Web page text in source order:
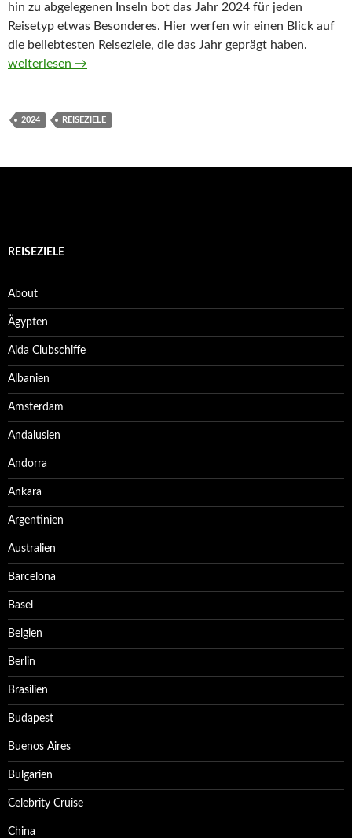
hin zu abgelegenen Inseln bot das Jahr 2024 für jeden
Reisetyp etwas Besonderes. Hier werfen wir einen Blick auf
die beliebtesten Reiseziele, die das Jahr geprägt haben.
Die beliebtesten Reiseziele des Jahres 2024: Eine Rückblick
weiterlesen →
2024 REISEZIELE
REISEZIELE
About
Ägypten
Aida Clubschiffe
Albanien
Amsterdam
Andalusien
Andorra
Ankara
Argentinien
Australien
Barcelona
Basel
Belgien
Berlin
Brasilien
Budapest
Buenos Aires
Bulgarien
Celebrity Cruise
China